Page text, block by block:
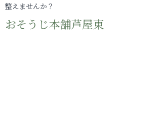
整えませんか？
おそうじ本舗芦屋東